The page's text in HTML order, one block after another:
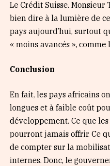
Le Crédit Suisse.
bien dire à la lumière de
pays aujourd’hui, surtout
« moins avancés », comme
Conclusion
En fait, les pays africains
longues et à faible coût
développement. Ce que
pourront jamais offrir. Ce
de compter sur la
internes. Donc, le